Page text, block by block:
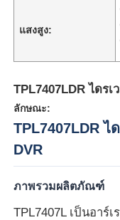
แสงสูง:
TPL7407LDR ไดรเ
ลักษณะ:
TPL7407LDR ไ
DVR
ภาพรวมผลิตภัณฑ์
TPL7407L เป็นอาร์